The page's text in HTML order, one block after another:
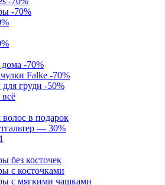
-70%
-70%
Falke -70%
груди -50%
волос в подарок
— 30%
без косточек
с косточками
с мягкими чашками